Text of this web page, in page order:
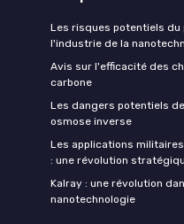
Les risques potentiels du
l'industrie de la
Avis sur l'efficacité des
carbone
Les dangers potentiels
osmose inverse
Les applications
: une révolution
Kalray : une révolution
nanotechnologie